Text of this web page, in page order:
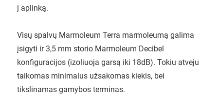
į aplinką.
Visų spalvų Marmoleum Terra marmoleumą galima
įsigyti ir 3,5 mm storio Marmoleum Decibel
konfiguracijos (izoliuoja garsą iki 18dB). Tokiu atveju
taikomas minimalus užsakomas kiekis, bei
tikslinamas gamybos terminas.